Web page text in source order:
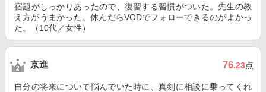
宿題がしっかりあったので、復習する習慣がついた。先生の教
え方がうまかった。休んだらVODでフォローできるのがよかっ
た。（10代／女性）
京進 76.23点
自分の将来について悩んでいた時に、真剣に相談に乗ってくれ